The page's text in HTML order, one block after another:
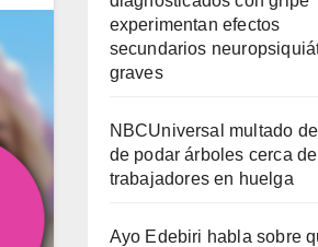
experimentan efectos
secundarios
graves
NBCUniversal multado
de podar árboles cerca de
trabajadores en huelga
Ayo Edebiri habla sobre